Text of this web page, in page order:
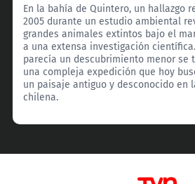
En la bahía de Quintero, un hallazgo
2005 durante un estudio ambiental
grandes animales extintos bajo el
a una extensa investigación
parecía un descubrimiento menor se
una compleja expedición que hoy
un paisaje antiguo y desconocido en
chilena.